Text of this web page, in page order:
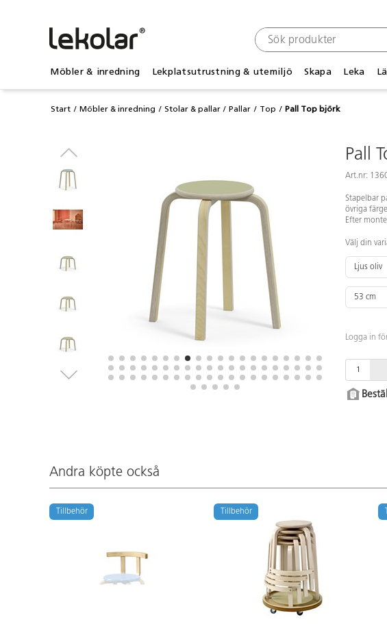
Möbler & inredning Lekplatsutrustning & utemiljö Skapa Leka
Start Möbler & inredning Stolar & pallar Pallar Top Pall Top björk
Pall
Art.nr:
Stapelbar
övriga
Efter
Välj din
Ljus oliv
53 cm
Logga in
Andra köpte också
Tillbehör Tillbehör